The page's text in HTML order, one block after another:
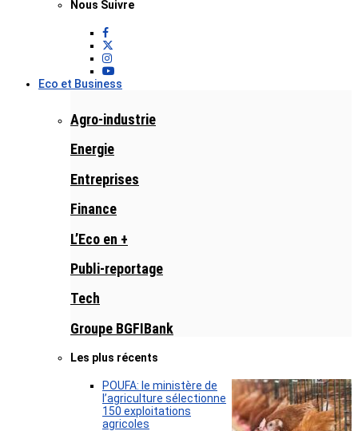
Nous Suivre
Eco et Business
Agro-industrie
Energie
Entreprises
Finance
L’Eco en +
Publi-reportage
Tech
Groupe BGFIBank
Les plus récents
POUFA: le ministère de
l’agriculture sélectionne
150 exploitations
agricoles